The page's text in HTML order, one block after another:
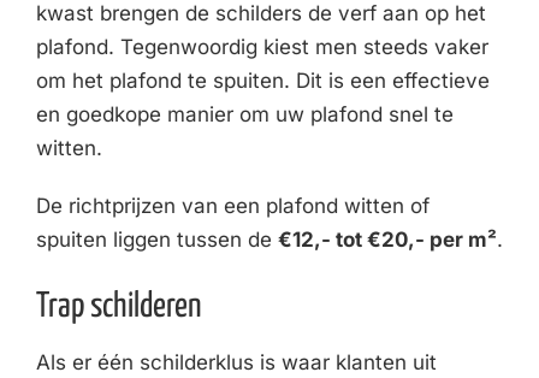
kwast brengen de schilders de verf aan op het
plafond. Tegenwoordig kiest men steeds vaker
om het plafond te spuiten. Dit is een effectieve
en goedkope manier om uw plafond snel te
witten.
De richtprijzen van een plafond witten of
spuiten liggen tussen de €12,- tot €20,- per m².
Trap schilderen
Als er één schilderklus is waar klanten uit